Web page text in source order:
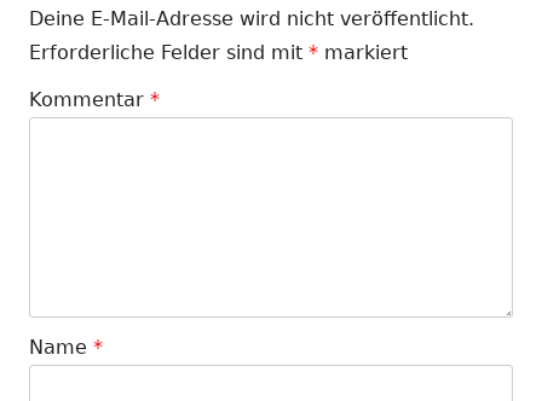
Deine E-Mail-Adresse wird nicht veröffentlicht.
Erforderliche Felder sind mit * markiert
Kommentar *
Name *